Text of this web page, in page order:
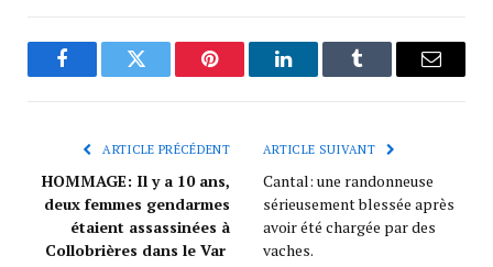
FacebookTwitter Pinterest LinkedInTumblr
ARTICLE PRÉCÉDENT
HOMMAGE: Il y a 10 ans,
deux femmes gendarmes
étaient assassinées à
Collobrières dans le Var
ARTICLE SUIVANT
Cantal: une randonneuse
sérieusement blessée après
avoir été chargée par des
vaches.